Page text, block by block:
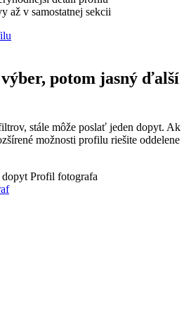
až v samostatnej sekcii
potom jasný ďalší
stále môže poslať jeden dopyt. Ak
možnosti profilu riešite oddelene
dopyt Profil fotografa